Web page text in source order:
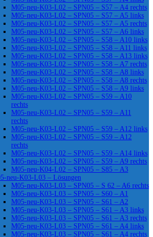
M05-neu-K03-L02 – SPN05 – S57 – A4 rechts
M05-neu-K03-L02 – SPN05 – S57 – A5 links
M05-neu-K03-L02 – SPN05 – S57 – A5 rechts
M05-neu-K03-L02 – SPN05 – S57 – A6 links
M05-neu-K03-L02 – SPN05 – S58 – A10 links
M05-neu-K03-L02 – SPN05 – S58 – A11 links
M05-neu-K03-L02 – SPN05 – S58 – A13 links
M05-neu-K03-L02 – SPN05 – S58 – A7 rechts
M05-neu-K03-L02 – SPN05 – S58 – A8 links
M05-neu-K03-L02 – SPN05 – S58 – A8 rechts
M05-neu-K03-L02 – SPN05 – S58 – A9 links
M05-neu-K03-L02 – SPN05 – S59 – A10
rechts
M05-neu-K03-L02 – SPN05 – S59 – A11
rechts
M05-neu-K03-L02 – SPN05 – S59 – A12 links
M05-neu-K03-L02 – SPN05 – S59 – A12
rechts
M05-neu-K03-L02 – SPN05 – S59 – A14 links
M05-neu-K03-L02 – SPN05 – S59 – A9 rechts
M05-neu-K04-L02 – SPN05 – S85 – A3
neu-K03-L03 – Lösungen
M05-neu-K03-L03 – SPN05 – S 62 – A6 rechts
M05-neu-K03-L03 – SPN05 – S60 – A1
M05-neu-K03-L03 – SPN05 – S61 – A2
M05-neu-K03-L03 – SPN05 – S61 – A3 links
M05-neu-K03-L03 – SPN05 – S61 – A3 rechts
M05-neu-K03-L03 – SPN05 – S61 – A4 links
M05-neu-K03-L03 – SPN05 – S61 – A4 rechts